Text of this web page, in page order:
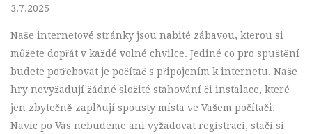
3.7.2025
Naše internetové stránky jsou nabité zábavou, kterou si
můžete dopřát v každé volné chvilce. Jediné co pro spuštění
budete potřebovat je počítač s připojením k internetu. Naše
hry nevyžadují žádné složité stahování či instalace, které
jen zbytečně zaplňují spousty místa ve Vašem počítači.
Navíc po Vás nebudeme ani vyžadovat registraci, stačí si